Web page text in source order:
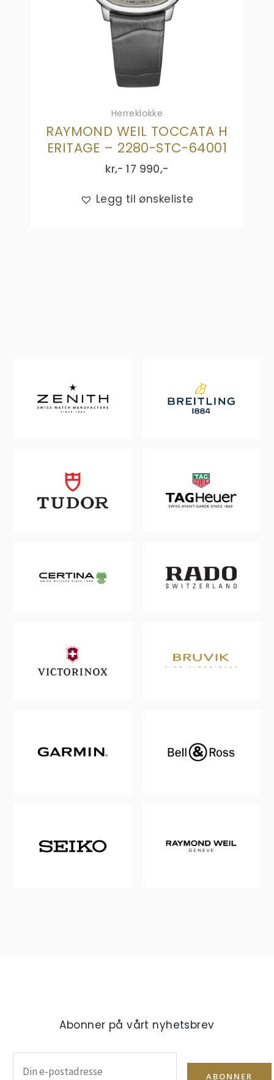
Herreklokke
RAYMOND WEIL TOCCATA H
ERITAGE – 2280-STC-64001
kr,- 17 990,-
Legg til ønskeliste
Abonner på vårt nyhetsbrev
ABONNER